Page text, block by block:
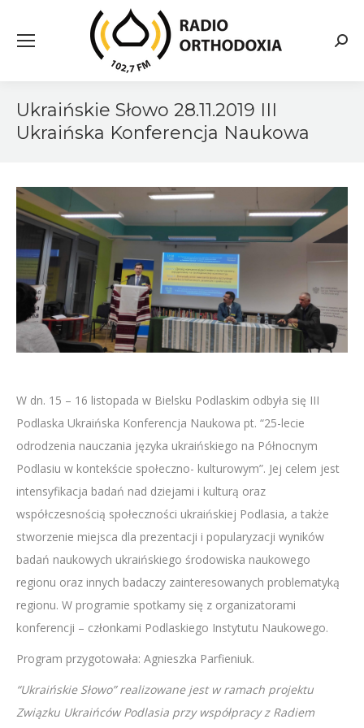
Ukraińskie Słowo 28.11.2019 III
Ukraińska Konferencja Naukowa
W dn. 15 – 16 listopada w Bielsku Podlaskim odbyła się III
Podlaska Ukraińska Konferencja Naukowa pt. “25-lecie
odrodzenia nauczania języka ukraińskiego na Północnym
Podlasiu w kontekście społeczno- kulturowym”. Jej celem jest
intensyfikacja badań nad dziejami i kulturą oraz
współczesnością społeczności ukraińskiej Podlasia, a także
stworzenie miejsca dla prezentacji i popularyzacji wyników
badań naukowych ukraińskiego środowiska naukowego
regionu oraz innych badaczy zainteresowanych problematyką
regionu. W programie spotkamy się z organizatorami
konferencji – członkami Podlaskiego Instytutu Naukowego.
Program przygotowała: Agnieszka Parfieniuk.
“Ukraińskie Słowo” realizowane jest w ramach projektu
Związku Ukraińców Podlasia przy współpracy z Radiem